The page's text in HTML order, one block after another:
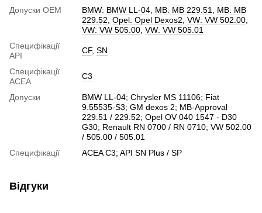
Допуски ОЕМ BMW: BMW LL-04 MB: MB 229.51
MB: MB
229.52 Opel: Opel Dexos2 VW: VW 502.00
VW: VW 505.00 VW: VW 505.01
Специфікації
API
CF, SN
Специфікації
ACEA
C3
Допуски
BMW LL-04; Chrysler MS 11106; Fiat
9.55535-S3; GM dexos 2; MB-Approval
229.51 / 229.52; Opel OV 040 1547 - D30
G30; Renault RN 0700 / RN 0710; VW 502.00
/ 505.00 / 505.01
Специфікації
ACEA C3; API SN Plus / SP
Відгуки